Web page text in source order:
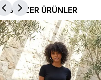
BENZER ÜRÜNLER